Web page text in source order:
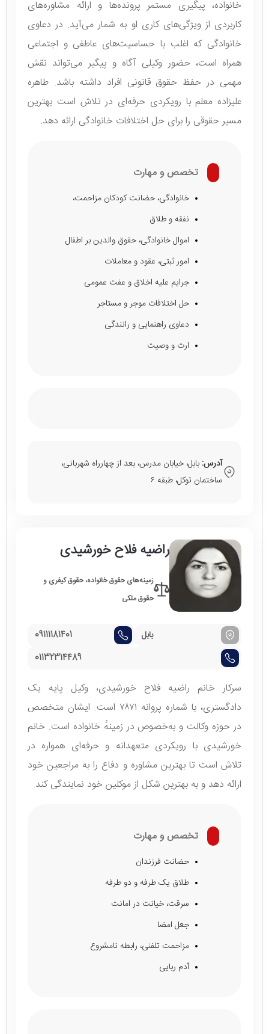
خانواده، پیگیری مستمر پرونده‌ها و ارائه مشاوره‌های
کاربردی از ویژگی‌های کاری او به شمار می‌آید. در دعاوی
خانوادگی که اغلب با حساسیت‌های عاطفی و اجتماعی
همراه است، حضور وکیلی آگاه و پیگیر می‌تواند نقش
مهمی در حفظ حقوق قانونی افراد داشته باشد. طاهره
علیزاده معلم با رویکردی حرفه‌ای در تلاش است بهترین
مسیر حقوقی را برای حل اختلافات خانوادگی ارائه دهد.
تخصص و مهارت
خانوادگی، حضانت کودکان مزاحمت،
نفقه و طلاق
اموال خانوادگی، حقوق والدین بر اطفال
امور ثبتی، عقود و معاملات
جرایم علیه اخلاق و عفت عمومی
حل اختلافات موجر و مستاجر
دعاوی راهنمایی و رانندگی
ارث و وصیت
آدرس: بابل، خیابان مدرس، بعد از چهارراه شهربانی،
ساختمان توکل، طبقه ۶
راضیه فلاح خورشیدی
زمینه‌های حقوق خانواده، حقوق کیفری و
حقوق ملکی
بابل
09111181401
01132314489
سرکار خانم راضیه فلاح خورشیدی، وکیل پایه یک
دادگستری، با شماره پروانه ۷۸۷۱ است. ایشان متخصص
در حوزه وکالت و به‌خصوص در زمینهٔ خانواده است. خانم
خورشیدی با رویکردی متعهدانه و حرفه‌ای همواره در
تلاش است تا بهترین مشاوره و دفاع را به مراجعین خود
ارائه دهد و به بهترین شکل از موکلین خود نمایندگی کند.
تخصص و مهارت
حضانت فرزندان
طلاق یک طرفه و دو طرفه
سرقت، خیانت در امانت
جعل امضا
مزاحمت تلفنی، رابطه نامشروع
آدم ربایی